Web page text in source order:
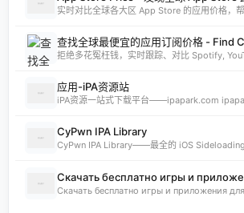
查找全球最便宜的应用订阅价格 - Find
应用-iPA资源站
CyPwn IPA Library
Скачать бесплатно игры и